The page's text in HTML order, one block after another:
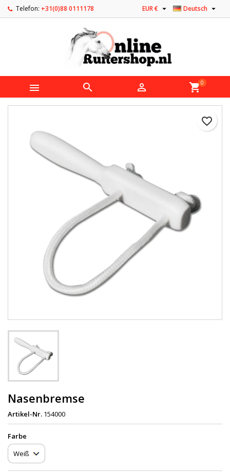
Telefon: +31(0)88 0111178 Deutsch 
EUR € 
   shopping_cart0
favorite_border
Nasenbremse
Artikel-Nr. 154000
Farbe